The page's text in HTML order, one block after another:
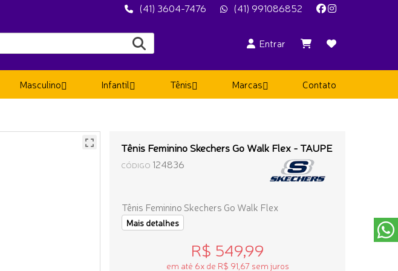
(41) 3604-7476 (41) 991086852
Entrar
Masculino Infantil Tênis Marcas Contato
Tênis Feminino Skechers Go Walk Flex - TAUPE
CÓDIGO 124836
Tênis Feminino Skechers Go Walk Flex
Mais detalhes
R$ 549,99
em até 6x de R$ 91,67 sem juros